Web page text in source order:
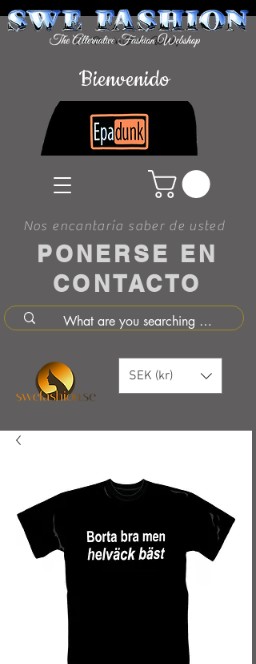
PONERSE EN
CONTACTO
Nos encantaría saber de usted
Bienvenido
SEK (kr)